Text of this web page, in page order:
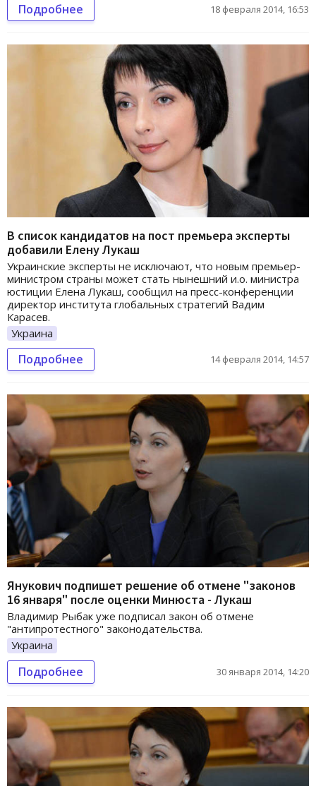
Подробнее 18 февраля 2014, 16:53
В список кандидатов на пост премьера эксперты
добавили Елену Лукаш
Украинские эксперты не исключают, что новым премьер-
министром страны может стать нынешний и.о. министра
юстиции Елена Лукаш, сообщил на пресс-конференции
директор института глобальных стратегий Вадим
Карасев.
Украина
Подробнее 14 февраля 2014, 14:57
Янукович подпишет решение об отмене "законов
16 января" после оценки Минюста - Лукаш
Владимир Рыбак уже подписал закон об отмене
"антипротестного" законодательства.
Украина
Подробнее 30 января 2014, 14:20